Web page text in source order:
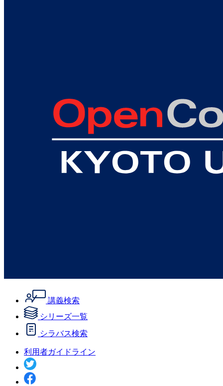
講義検索
シリーズ一覧
シラバス検索
利用者ガイドライン